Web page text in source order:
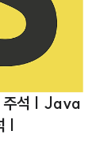
주석 | Java
|